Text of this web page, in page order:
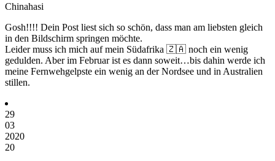
Chinahasi
Gosh!!!! Dein Post liest sich so schön, dass man am liebsten gleich
in den Bildschirm springen möchte.
Leider muss ich mich auf mein Südafrika 🇿🇦 noch ein wenig
gedulden. Aber im Februar ist es dann soweit…bis dahin werde ich
meine Fernwehgelpste ein wenig an der Nordsee und in Australien
stillen.
29
03
2020
20